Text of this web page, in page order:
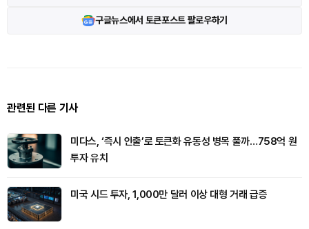
구글뉴스에서 토큰포스트 팔로우하기
관련된 다른 기사
미다스, ‘즉시 인출’로 토큰화 유동성 병목 풀까…758억 원
투자 유치
미국 시드 투자, 1,000만 달러 이상 대형 거래 급증